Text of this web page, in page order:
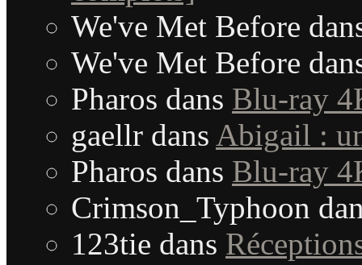
We've Met Before
We've Met Before
Pharos dans Blu-ray
gaellr dans Abigail :
Pharos dans Blu-ray
Crimson_Typhoon
123tie dans